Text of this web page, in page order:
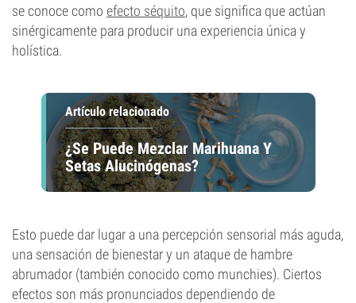
se conoce como efecto séquito, que significa que actúan
sinérgicamente para producir una experiencia única y
holística.
Artículo relacionado
¿Se Puede Mezclar Marihuana Y
Setas Alucinógenas?
Esto puede dar lugar a una percepción sensorial más aguda,
una sensación de bienestar y un ataque de hambre
abrumador (también conocido como munchies). Ciertos
efectos son más pronunciados dependiendo de